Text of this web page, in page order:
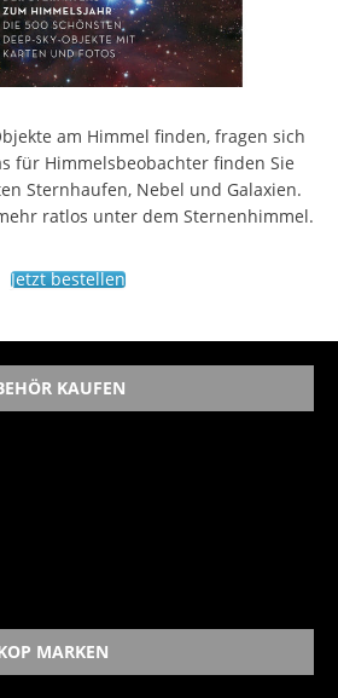
am Himmel finden, fragen sich
für Himmelsbeobachter finden Sie
Sternhaufen, Nebel und Galaxien.
ratlos unter dem Sternenhimmel.
Jetzt bestellen
KAUFEN
MARKEN